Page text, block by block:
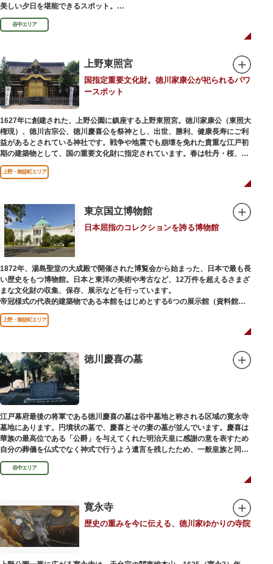
美しい夕日を堪能できるスポット。
谷中銀座商店街は1945年頃に自然発生的に生まれ、現在の近隣型商店街へと
発展。昭和の懐かしい商店街の景観を見ることができます。東京の下町レト
観光客が訪れ、買い物や散策を楽しんでいます。
谷中エリア
上野東照宮
国指定重要文化財。徳川家康公が祀られるパワ
ースポット
1627年に創建された、上野公園に鎮座する上野東照宮。徳川家康公（東照大
権現）、徳川吉宗公、徳川慶喜公を祭神とし、出世、勝利、健康長寿にご利
益があるとされている神社です。戦争や地震でも崩壊を免れた貴重な江戸初
期の建築物として、国の重要文化財に指定されています。春は牡丹・桜、秋
は紅葉やダリア展、お正月は初詣や冬ぼたん鑑賞の地として、年間を通して
国内外からの参拝者で賑わうスポットです。
軍・徳川家光公が、日光東照宮までお参りに行けない江戸の人々のために建
てられたそう。社殿内部は文化財保護のため通常は非公開ですが、特別公開
が実施されることもあるので、拝観を申し込んでみてはいかがでしょうか。
授与所では、期間・数量限定のお守りや御朱印も授与されているので要チェ
ック。手塚治虫のユニコのお守りなど愛らしいものがありますよ。
上野・御徒町エリア
東京国立博物館
日本屈指のコレクションを誇る博物館
1872年、湯島聖堂の大成殿で開催された博覧会から始まった、日本で最も長
い歴史をもつ博物館。日本と東洋の美術や考古など、12万件を超えるさまざ
まな文化財の収集、保存、展示などを行っています。
帝冠様式の代表的建築物である本館をはじめとする6つの展示館（資料館）
からなり、89件の国宝を所蔵。常に貴重な文化財を公開し、講座や講演会、
ワークショップなどを実施しています。国宝や重要文化財などの名品をたど
りながら、真の美術史を堪能し価値あるひと時を過ごしてみてはいかがでし
吹き抜けのエントランスに大理石の大階段がある本館では、壁時計やステン
ドグラスなど格調高い内部装飾にも注目してみてください。初めて来館する
方や時間が限られている方などに向け提案されたコース（日本美術入門／た
てものめぐり／仏像大好き）を参考にめぐるのも良いでしょう。
敷地内にはレストランやミュージアムショップのほか緑豊かな庭園も。季節
ごとの彩りを感じながらゆったりと散策するのもおすすめです。
上野・御徒町エリア
徳川慶喜の墓
江戸幕府最後の将軍である徳川慶喜の墓は谷中墓地と称される区域の寛永寺
墓地にあります。円墳状の墓で、慶喜とその妻の墓が並んでいます。慶喜は
華族の最高位である「公爵」を与えてくれた明治天皇に感謝の意を表すため
自分の葬儀を仏式でなく神式で行うよう遺言を残したため、一般皇族と同じ
ような円墳が建てられました。
谷中エリア
寛永寺
歴史の重みを今に伝える、徳川家ゆかりの寺院